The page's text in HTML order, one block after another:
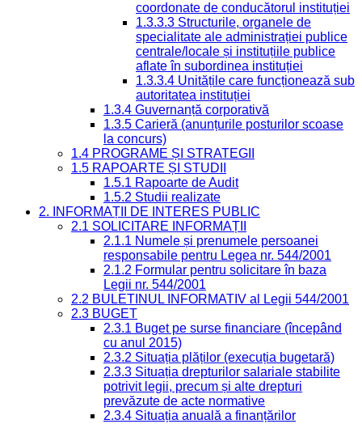
coordonate de conducătorul instituției
1.3.3.3 Structurile, organele de
specialitate ale administrației publice
centrale/locale și instituțiile publice
aflate în subordinea instituției
1.3.3.4 Unitățile care funcționează sub
autoritatea instituției
1.3.4 Guvernanță corporativă
1.3.5 Carieră (anunțurile posturilor scoase
la concurs)
1.4 PROGRAME ȘI STRATEGII
1.5 RAPOARTE ȘI STUDII
1.5.1 Rapoarte de Audit
1.5.2 Studii realizate
2. INFORMAȚII DE INTERES PUBLIC
2.1 SOLICITARE INFORMAȚII
2.1.1 Numele și prenumele persoanei
responsabile pentru Legea nr. 544/2001
2.1.2 Formular pentru solicitare în baza
Legii nr. 544/2001
2.2 BULETINUL INFORMATIV al Legii 544/2001
2.3 BUGET
2.3.1 Buget pe surse financiare (începând
cu anul 2015)
2.3.2 Situația plăților (execuția bugetară)
2.3.3 Situația drepturilor salariale stabilite
potrivit legii, precum și alte drepturi
prevăzute de acte normative
2.3.4 Situația anuală a finanțărilor